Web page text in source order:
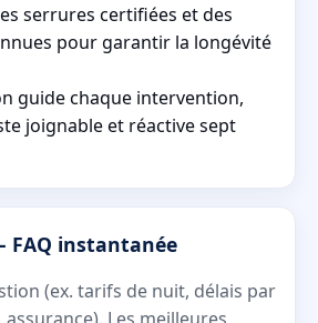
serrures certifiées et des
pour garantir la longévité
guide chaque intervention,
joignable et réactive sept
instantanée
(ex. tarifs de nuit, délais par